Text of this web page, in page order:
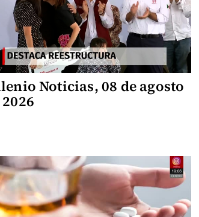
Noticias, 08 de agosto